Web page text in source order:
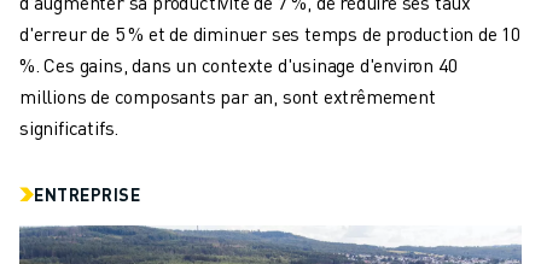
IMPRESSION
d'erreur de 5 % et de diminuer ses temps de production de 10
%. Ces gains, dans un contexte d'usinage d'environ 40
millions de composants par an, sont extrêmement
significatifs.
ENTREPRISE